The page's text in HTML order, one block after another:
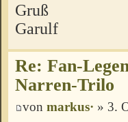
Gruß
Garulf
Re: Fan-
Narren-Trilo
von markus· » 3.